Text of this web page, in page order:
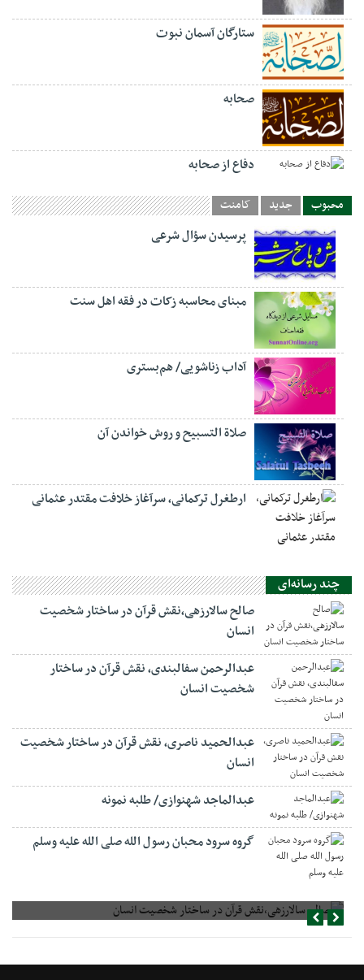
ستارگان آسمان نبوت
صحابه
دفاع از صحابه
محبوب جدید کامنت
پرسیدن سؤال شرعی
مبنای محاسبه زکات در فقه اهل سنت
آداب زناشویی/ هم‌بستری
صلاة التسبيح و روش خواندن آن
ارطغرل ترکمانی، سرآغاز خلافت مقتدر عثمانی
چند رسانه‌ای
صالح سالارزهی،‌نقش قرآن در ساختار شخصیت
انسان
عبدالرحمن سفالبندی، نقش قرآن در ساختار
شخصیت انسان
عبدالحمید ناصری، نقش قرآن در ساختار شخصیت
انسان
عبدالماجد شهنوازی/ طلبه نمونه
گروه سرود محبان رسول الله صلی الله علیه وسلم
صالح سالارزهی،‌نقش قرآن در ساختار شخصیت انسان